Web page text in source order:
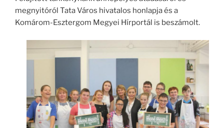
megnyitóról Tata Város hivatalos honlapja és a
Komárom-Esztergom Megyei Hírportál is beszámolt.